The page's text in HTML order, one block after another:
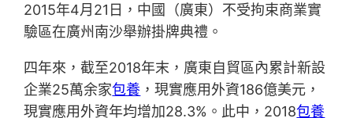
2015年4月21日，中國（廣東）不受拘束商業實
驗區在廣州南沙舉辦掛牌典禮。
四年來，截至2018年末，廣東自貿區內累計新設
企業25萬余家包養 ，現實應用外資186億美元，
現實應用外資年均增加28.3%。此中，2018包養